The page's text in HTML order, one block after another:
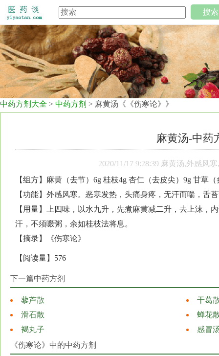
搜索
中药方剂大全 > 中药方剂 > 麻黄汤《《伤寒论》》
麻黄汤-中药
2020/11/17 9:28:39 麻黄汤,外感风
【组方】麻黄（去节）6g 桂枝4g 杏仁（去皮尖）9g 甘草（
【功能】外感风寒。恶寒发热，头痛身疼，无汗而喘，舌
【用量】上四味，以水九升，先煮麻黄减二升，去上沫，
汗，不须啜粥，余如桂枝法将息。
【摘录】《伤寒论》
【阅读量】576
下一篇中药方剂
藜芦散
干葛
滑石散
蝉花
褐丸子
感冒
《伤寒论》中的中药方剂